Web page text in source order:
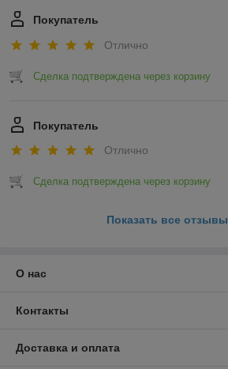
Покупатель
Отлично
Сделка подтверждена через корзину
Покупатель
Отлично
Сделка подтверждена через корзину
Показать все отзывы
О нас
Контакты
Доставка и оплата